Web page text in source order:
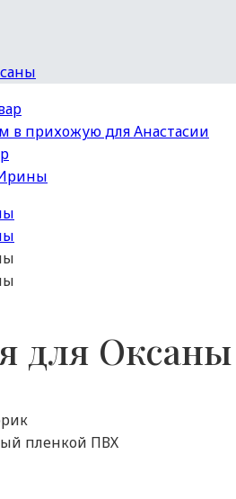
для Оксаны
пленкой ПВХ